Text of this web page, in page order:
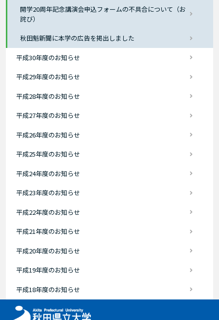
開学20周年記念講演会申込フォームの不具合について（お
詫び）
秋田魁新聞に本学の広告を掲出しました
平成30年度のお知らせ
平成29年度のお知らせ
平成28年度のお知らせ
平成27年度のお知らせ
平成26年度のお知らせ
平成25年度のお知らせ
平成24年度のお知らせ
平成23年度のお知らせ
平成22年度のお知らせ
平成21年度のお知らせ
平成20年度のお知らせ
平成19年度のお知らせ
平成18年度のお知らせ